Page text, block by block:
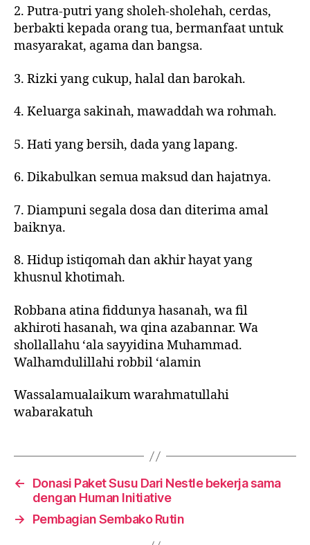
2. Putra-putri yang sholeh-sholehah, cerdas,
berbakti kepada orang tua, bermanfaat untuk
masyarakat, agama dan bangsa.
3. Rizki yang cukup, halal dan barokah.
4. Keluarga sakinah, mawaddah wa rohmah.
5. Hati yang bersih, dada yang lapang.
6. Dikabulkan semua maksud dan hajatnya.
7. Diampuni segala dosa dan diterima amal
baiknya.
8. Hidup istiqomah dan akhir hayat yang
khusnul khotimah.
Robbana atina fiddunya hasanah, wa fil
akhiroti hasanah, wa qina azabannar. Wa
shollallahu ‘ala sayyidina Muhammad.
Walhamdulillahi robbil ‘alamin
Wassalamualaikum warahmatullahi
wabarakatuh
←
Donasi Paket Susu Dari Nestle bekerja sama
dengan Human Initiative
→
Pembagian Sembako Rutin